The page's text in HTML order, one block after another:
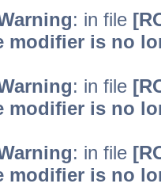
: in file
modifier is no
: in file
modifier is no
: in file
modifier is no